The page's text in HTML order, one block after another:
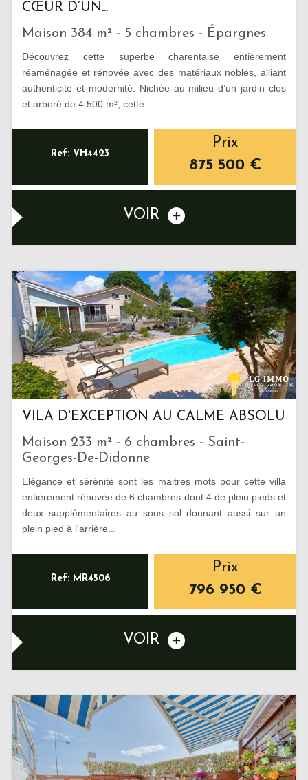
CŒUR D’UN...
Maison 384 m² - 5 chambres - Épargnes
Découvrez cette superbe charentaise entièrement
réaménagée et rénovée avec des matériaux nobles, alliant
authenticité et modernité. Nichée au milieu d’un jardin clos
et arboré de 4 500 m², cette...
Ref: VH4423
Prix
875 500 €
VOIR
VILA D'EXCEPTION AU CALME ABSOLU
Maison 233 m² - 6 chambres - Saint-
Georges-De-Didonne
Elégance et sérénité sont les maitres mots pour cette villa
entièrement rénovée de 6 chambres dont 4 de plein pieds et
deux supplémentaires au sous sol donnant aussi sur un
plein pied à l'arrière...
Ref: MR4506
Prix
796 950 €
VOIR